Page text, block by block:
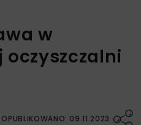
w
OPUBLIKOWANO: 09.11.2023